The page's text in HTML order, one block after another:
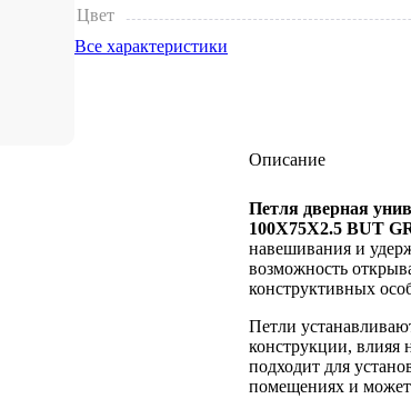
Цвет
Все характеристики
Описание
Петля дверная
100X75X2.5 BUT
навешивания и
возможность
конструктивных
Петли
конструкции, влияя
подходит для
помещениях и может